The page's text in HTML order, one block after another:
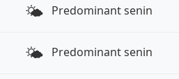
🌤️ Predominant senin
🌤️ Predominant senin